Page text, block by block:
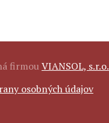
firmou VIANSOL, s.r.o.
osobných údajov